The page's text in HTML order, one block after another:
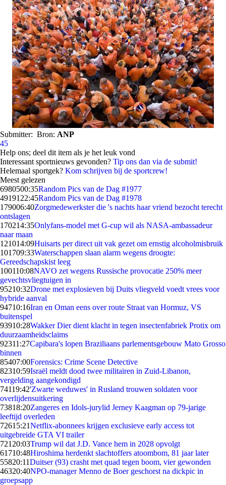
Submitter: Bron: ANP
45
Help ons; deel dit item als je het leuk vond
Interessant sportnieuws gevonden? Tip ons dan via de submit!
Helemaal sportgek? Kom schrijven bij de sportcrew!
Meest gelezen
6980500:35Random Pics van de Dag #1977
49191 22:45Random Pics van de Dag #1978
179006:40Zorgmedewerkster die 's nachts haar vriend bezocht terecht
ontslagen
170214:35Onlyfans-model met G-cup wil als NASA-ambassadeur
naar maan
121014:09Huisarts per direct uit vak gezet om ernstig alcoholmisbruik
101709:33Waterschappen slaan alarm wegens droogte:
Gereedschapskist leeg
100110:08NAVO zet wegens Russische provocatie 250% meer
gevechtsvliegtuigen in
95210:32Drone met explosieven bij Duits vliegveld voedt vrees voor
hybride aanval
94710:16Iran en Oman eens over route Straat van Hormuz, VS
buitenspel
93910:28Wakker Dier dient klacht in tegen insectenfabriek Protix om
duurzaamheidsclaims
92311:27Capibara's lopen Braziliaans parlementsgebouw Mato Grosso
binnen
85407:00Forensics: Crime Scene Detective
82310:59Israël meldt dood twee militairen in Zuid-Libanon,
vergelding aangekondigd
74119:42'Zwarte weduwes' in Rusland trouwen soldaten voor
overlijdensuitkering
73818:20Zangeres en Idols-jurylid Jerney Kaagman op 79-jarige
leeftijd overleden
72615:21Netflix-abonnees krijgen exclusieve early access tot
uitgebreide GTA VI trailer
721 20:03Trump wil dat J.D. Vance hem in 2028 opvolgt
61710:48Hiroshima herdenkt slachtoffers atoombom, 81 jaar later
55820:11Duitser (93) crasht met quad tegen boom, vier gewonden
46320:40NPO-manager Menno de Boer geschorst na dickpic in
groepsapp